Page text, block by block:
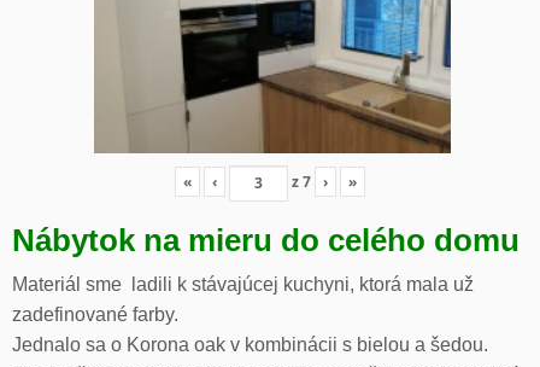
« ‹ z7 › »
Nábytok na mieru do celého domu
Materiál sme ladili k stávajúcej kuchyni, ktorá mala už
zadefinované farby.
Jednalo sa o Korona oak v kombinácii s bielou a šedou.